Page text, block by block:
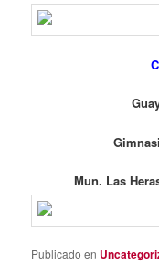
Mun. Las
Publicado en